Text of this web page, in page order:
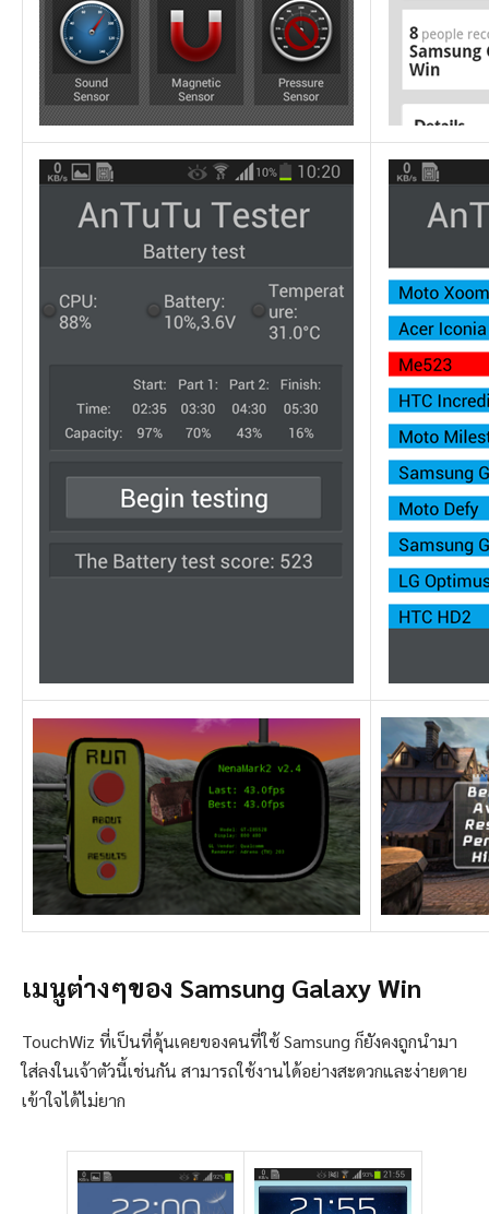
เมนูต่างๆของ Samsung Galaxy Win
TouchWiz ที่เป็นที่คุ้นเคยของคนที่ใช้ Samsung ก็ยังคงถูกนำมา
ใส่ลงในเจ้าตัวนี้เช่นกัน สามารถใช้งานได้อย่างสะดวกและง่ายดาย
เข้าใจได้ไม่ยาก